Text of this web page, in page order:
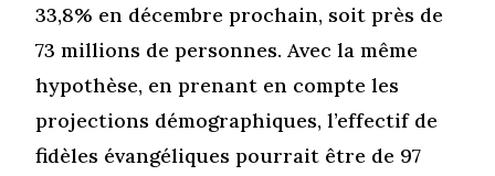
33,8% en décembre prochain, soit près de
73 millions de personnes. Avec la même
hypothèse, en prenant en compte les
projections démographiques, l’effectif de
fidèles évangéliques pourrait être de 97